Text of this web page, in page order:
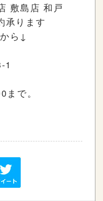
敷島店 和戸
承ります
ら ↓
1
まで。